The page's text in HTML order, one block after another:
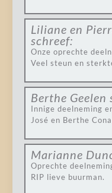
Liliane en
schreef:
Onze oprechte
Veel steun en
Berthe Geelen
Innige deelneming
José en Berthe
Marianne
Oprechte
RIP lieve buurman.